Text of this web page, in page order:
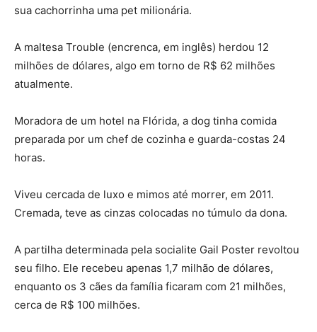
sua cachorrinha uma pet milionária.
A maltesa Trouble (encrenca, em inglês) herdou 12
milhões de dólares, algo em torno de R$ 62 milhões
atualmente.
Moradora de um hotel na Flórida, a dog tinha comida
preparada por um chef de cozinha e guarda-costas 24
horas.
Viveu cercada de luxo e mimos até morrer, em 2011.
Cremada, teve as cinzas colocadas no túmulo da dona.
A partilha determinada pela socialite Gail Poster revoltou
seu filho. Ele recebeu apenas 1,7 milhão de dólares,
enquanto os 3 cães da família ficaram com 21 milhões,
cerca de R$ 100 milhões.